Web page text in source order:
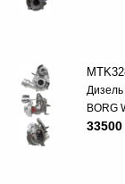
Дизель
BORG